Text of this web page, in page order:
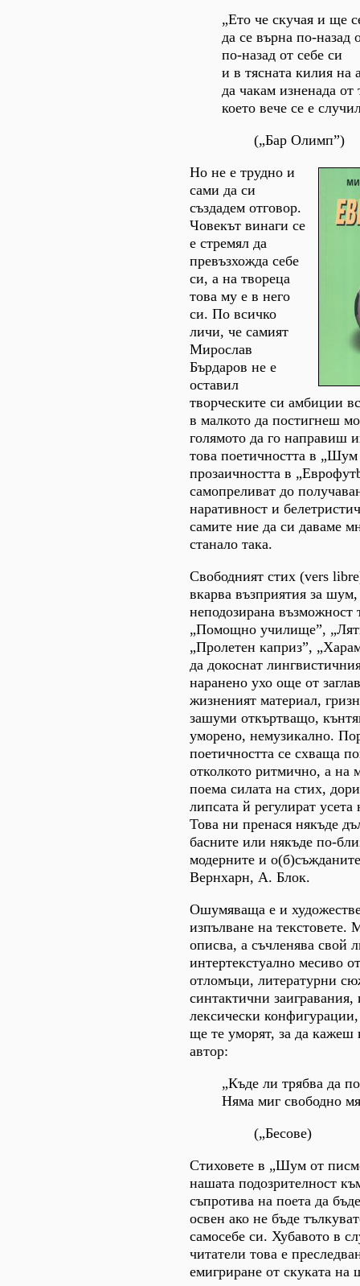
„Ето че скучая и ще
да се върна по-назад
по-назад от себе си
и в тясната килия на
да чакам изненада от
което вече се е
(„Бар Олимп”)
Но не е трудно и
сами да си
създадем отговор.
Човекът винаги се
е стремял да
превъзхожда себе
си, а на твореца
това му е в него
си. По всичко
личи, че самият
Мирослав
Бърдаров не е
оставил
творческите си амбиции
в малкото да постигнеш
голямото да го направиш
това поетичността в
прозаичността в
самопреливат до
наративност и
самите ние да си даваме
станало така.
Свободният стих (vers
вкарва възприятия за шум,
неподозирана възможност
„Помощно училище”,
„Пролетен каприз”,
да докоснат
наранено ухо още от
жизненият материал,
зашуми откъртващо,
уморено, немузикално.
поетичността се схваща
отколкото ритмично, а на
поема силата на стих,
липсата й регулират
Това ни пренася някъде
басните или някъде по-
модерните и
Вернхарн, А. Блок.
Ошумяваща е и
изпълване на текстовете.
описва, а съчленява свой
интертекстуално месиво
отломъци, литературни
синтактични
лексически
ще те уморят, за да кажеш
автор:
„Къде ли трябва да
Няма миг свободно
(„Бесове)
Стиховете в „Шум от
нашата подозрителност
съпротива на поета да
освен ако не бъде
самосебе си. Хубавото в
читатели това е
емигриране от скуката